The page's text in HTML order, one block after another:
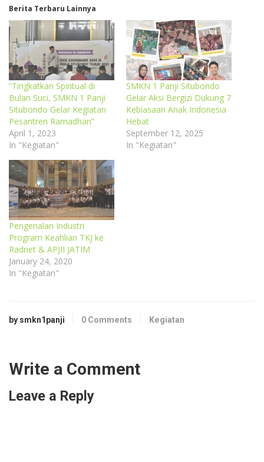
Berita Terbaru Lainnya
“Tingkatkan Spiritual di
Bulan Suci, SMKN 1 Panji
Situbondo Gelar Kegiatan
Pesantren Ramadhan”
April 1, 2023
In "Kegiatan"
SMKN 1 Panji Situbondo
Gelar Aksi Bergizi Dukung 7
Kebiasaan Anak Indonesia
Hebat
September 12, 2025
In "Kegiatan"
Pengenalan Industri
Program Keahlian TKJ ke
Radnet & APJII JATIM
January 24, 2020
In "Kegiatan"
by smkn1panji 0 Comments Kegiatan
Write a Comment
Leave a Reply